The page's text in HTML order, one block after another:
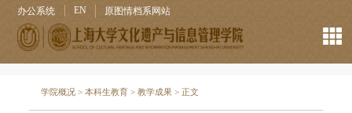
办公系统 EN 原图情档系网站
学院概况 >本科生教育 >教学成果 > 正文